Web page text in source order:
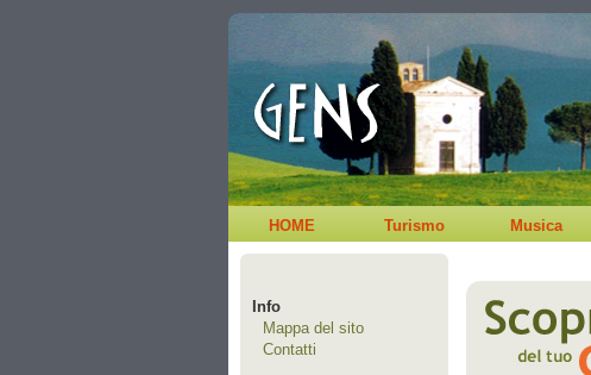
HOME Turismo Musica
Info
Mappa del sito
Contatti